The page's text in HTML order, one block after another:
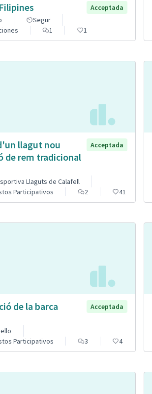
Acceptada
Segur
1 1
llagut nou
de rem tradicional
Acceptada
Llaguts de Calafell
Participativos
2 41
de la barca
Acceptada
Participativos
3 4